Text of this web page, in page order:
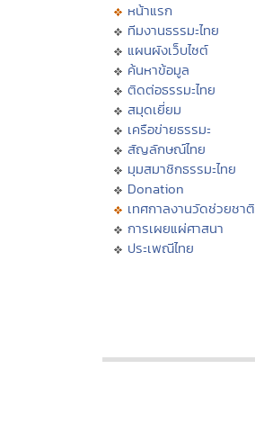
หน้าแรก
ทีมงานธรรมะไทย
แผนผังเว็บไซต์
ค้นหาข้อมูล
ติดต่อธรรมะไทย
สมุดเยี่ยม
เครือข่ายธรรมะ
สัญลักษณ์ไทย
มุมสมาชิกธรรมะไทย
Donation
เทศกาลงานวัดช่วยชาติ
การเผยแผ่ศาสนา
ประเพณีไทย